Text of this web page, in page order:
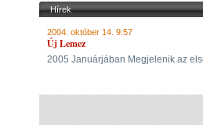
Hírek
2004. október 14. 9:57
Új Lemez
2005 Januárjában Megjelenik az